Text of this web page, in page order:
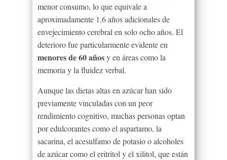
menor consumo, lo que equivale a
aproximadamente 1,6 años adicionales de
envejecimiento cerebral en solo ocho años. El
deterioro fue particularmente evidente en
menores de 60 añosy en áreas como la
memoria y la fluidez verbal.
Aunque las dietas altas en azúcar han sido
previamente vinculadas con un peor
rendimiento cognitivo, muchas personas optan
por edulcorantes como el aspartamo, la
sacarina, el acesulfamo de potasio o alcoholes
de azúcar como el eritritol y el xilitol, que están